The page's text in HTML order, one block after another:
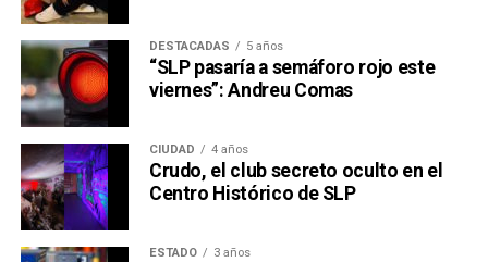
DESTACADAS 5 años
“SLP pasaría a semáforo rojo este
viernes”: Andreu Comas
CIUDAD 4 años
Crudo, el club secreto oculto en el
Centro Histórico de SLP
ESTADO 3 años